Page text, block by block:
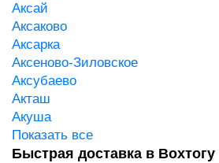
Аксай
Аксаково
Аксарка
Аксеново-Зиловское
Аксубаево
Акташ
Акуша
Показать все
Быстрая доставка в Вохтогу